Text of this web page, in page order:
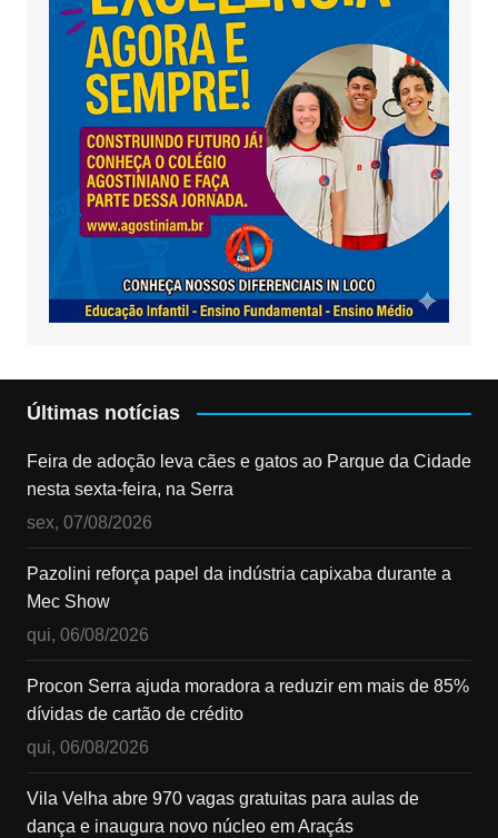
Últimas notícias
Feira de adoção leva cães e gatos ao Parque da Cidade
nesta sexta-feira, na Serra
sex, 07/08/2026
Pazolini reforça papel da indústria capixaba durante a
Mec Show
qui, 06/08/2026
Procon Serra ajuda moradora a reduzir em mais de 85%
dívidas de cartão de crédito
qui, 06/08/2026
Vila Velha abre 970 vagas gratuitas para aulas de
dança e inaugura novo núcleo em Araçás